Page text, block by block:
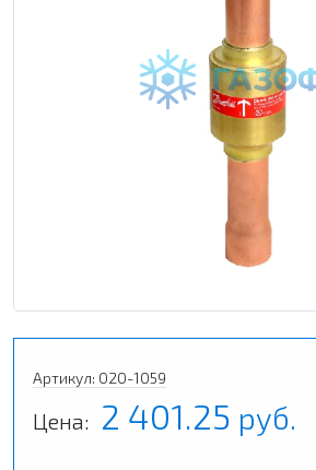
Артикул: 020-1059
Цена: 2 401.25 руб.